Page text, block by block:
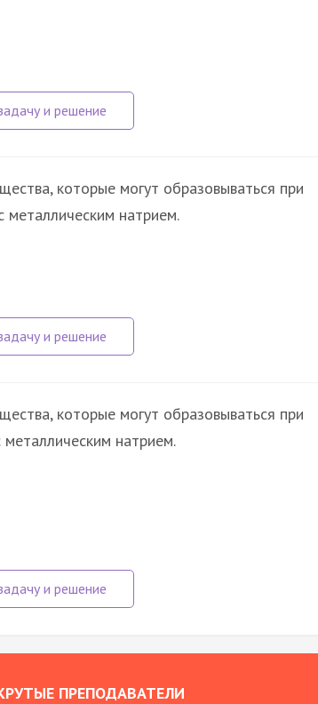
которые могут образовываться при
металлическим натрием.
которые могут образовываться при
натрием.
ПРЕПОДАВАТЕЛИ